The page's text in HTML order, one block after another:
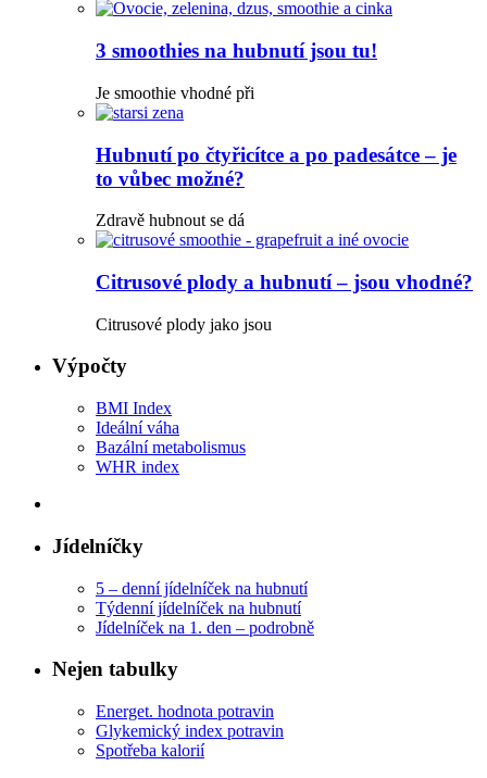
3 smoothies na hubnutí jsou tu!
Je smoothie vhodné při
Hubnutí po čtyřicítce a po padesátce – je
to vůbec možné?
Zdravě hubnout se dá
Citrusové plody a hubnutí – jsou vhodné?
Citrusové plody jako jsou
Výpočty
BMI Index
Ideální váha
Bazální metabolismus
WHR index
Jídelníčky
5 – denní jídelníček na hubnutí
Týdenní jídelníček na hubnutí
Jídelníček na 1. den – podrobně
Nejen tabulky
Energet. hodnota potravin
Glykemický index potravin
Spotřeba kalorií